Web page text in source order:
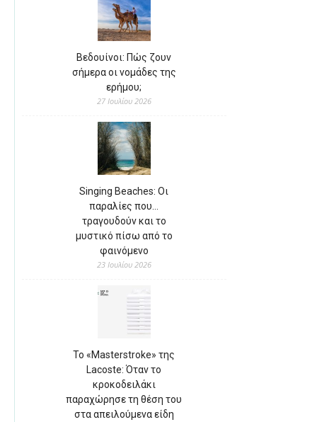
Βεδουίνοι: Πώς ζουν
σήμερα οι νομάδες της
ερήμου;
27 Ιουλίου 2026
Singing Beaches: Οι
παραλίες που…
τραγουδούν και το
μυστικό πίσω από το
φαινόμενο
23 Ιουλίου 2026
Το «Masterstroke» της
Lacoste: Όταν το
κροκοδειλάκι
παραχώρησε τη θέση του
στα απειλούμενα είδη